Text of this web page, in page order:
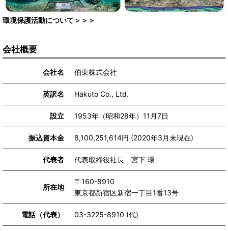
環境保護活動について＞＞＞
会社概要
会社名 伯東株式会社
英訳名 Hakuto Co., Ltd.
設立 1953年（昭和28年）11月7日
振込資本金 8,100,251,614円 (2020年3月末現在)
代表者 代表取締役社長 宮下 環
所在地
〒160-8910
東京都新宿区新宿一丁目1番13号
電話（代表） 03-3225-8910 (代)